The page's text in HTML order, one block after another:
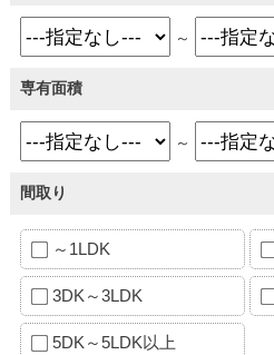
～
専有面積
～
間取り
～1LDK
3DK～3LDK
5DK～5LDK以上